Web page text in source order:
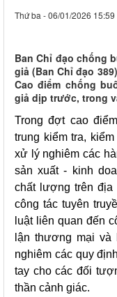
Thứ ba - 06/01/2026 15:59
Ban Chỉ đạo chống
giả (Ban Chỉ đạo
Cao điểm chống
giả dịp trước, trong
Trong đợt cao
trung kiểm tra,
xử lý nghiêm các
sản xuất - kinh
chất lượng trên địa
công tác tuyên
luật liên quan đến
lận thương mại
nghiêm các quy
tay cho các đối
thần cảnh giác.